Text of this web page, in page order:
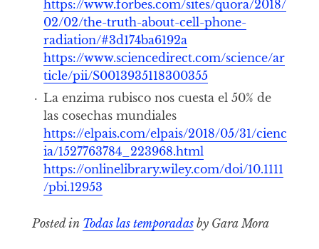
https://www.forbes.com/sites/quora/2018/
02/02/the-truth-about-cell-phone-
radiation/#3d174ba6192a
https://www.sciencedirect.com/science/ar
ticle/pii/S0013935118300355
La enzima rubisco nos cuesta el 50% de
las cosechas mundiales
https://elpais.com/elpais/2018/05/31/cienc
ia/1527763784_223968.html
https://onlinelibrary.wiley.com/doi/10.1111
/pbi.12953
Posted in Todas las temporadasby Gara Mora